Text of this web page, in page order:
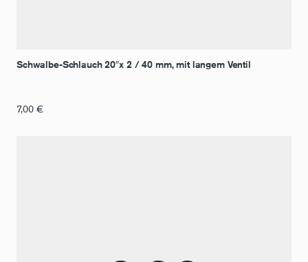
Schwalbe-Schlauch 20″x 2 / 40 mm, mit langem Ventil
7,00 €